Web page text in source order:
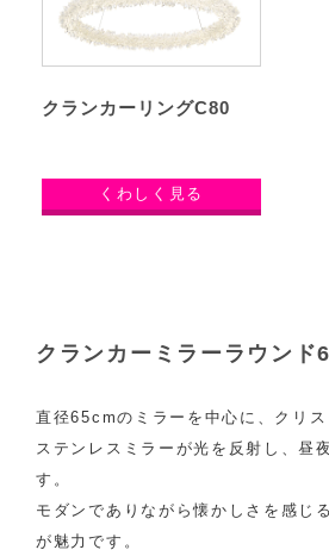
クランカーリングC80
くわしく見る
クランカーミラーラウンド
直径65cmのミラーを中心に、クリス
ステンレスミラーが光を反射し、昼
す。
モダンでありながら懐かしさを感じ
が魅力です。